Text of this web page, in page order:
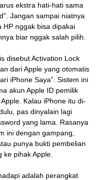
ekstra hati-hati sama
Jangan sampai niatnya
HP nggak bisa dipakai
biar nggak salah pilih.
disebut Activation Lock
dari Apple yang otomatis
iPhone Saya”. Sistem ini
akun Apple ID pemilik
Kalau iPhone itu di-
pas dinyalain lagi
yang lama. Rasanya
ini dengan gampang,
punya bukti pembelian
pihak Apple.
adalah perangkat